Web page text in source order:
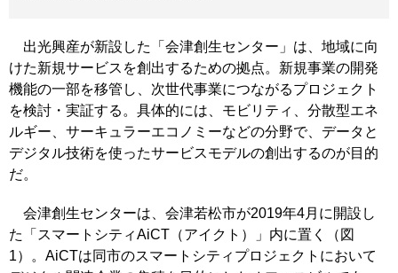
出光興産が新設した「会津創生センター」は、地域に向
けた新規サービスを創出するための拠点。新規事業の開発
機能の一部を移管し、次世代事業につながるプロジェクト
を検討・実証する。具体的には、モビリティ、分散型エネ
ルギー、サーキュラーエコノミーなどの分野で、データと
デジタル技術を使ったサービスモデルの創出するのが目的
だ。
会津創生センターは、会津若松市が2019年4月に開設し
た「スマートシティAiCT（アイクト）」内に置く（図
1）。AiCTは同市のスマートシティプロジェクトにおいて